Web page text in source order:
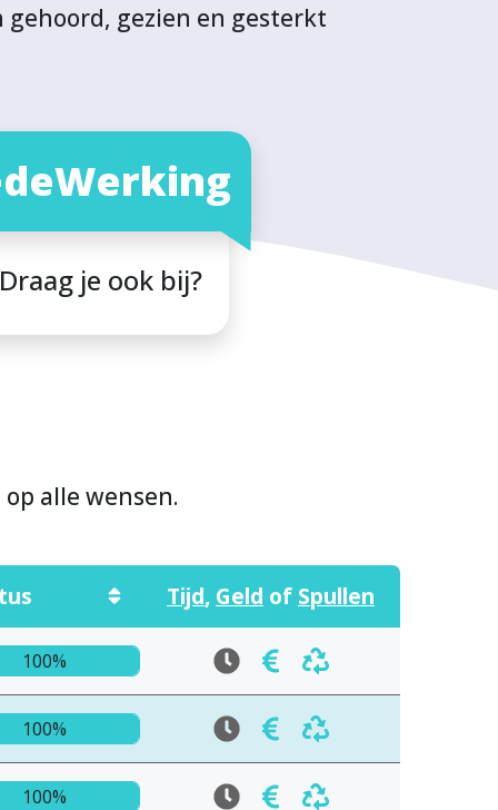
gezien en gesterkt
je ook bij?
alle wensen.
Tijd, Geld of Spullen
100%
100%
100%